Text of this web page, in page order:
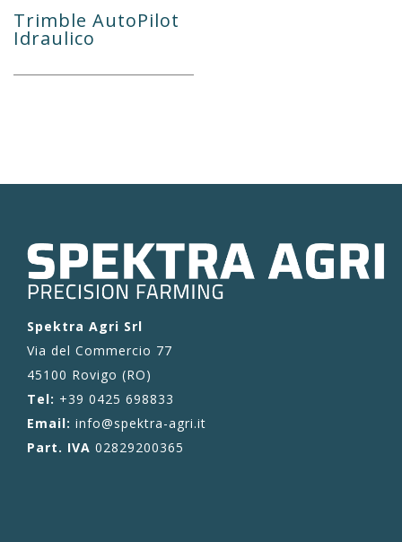
Trimble AutoPilot
Idraulico
Spektra Agri Srl
Via del Commercio 77
45100 Rovigo (RO)
Tel: +39 0425 698833
Email: info@spektra-agri.it
Part. IVA 02829200365